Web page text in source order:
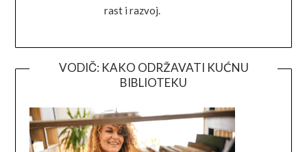
rast i razvoj.
VODIČ: KAKO ODRŽAVATI KUĆNU
BIBLIOTEKU